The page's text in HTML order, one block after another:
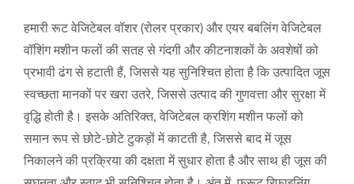
हमारी रूट वेजिटेबल वॉशर (रोलर प्रकार) और एयर बबलिंग वेजिटेबल
वॉशिंग मशीन फलों की सतह से गंदगी और कीटनाशकों के अवशेषों को
प्रभावी ढंग से हटाती हैं, जिससे यह सुनिश्चित होता है कि उत्पादित जूस
स्वच्छता मानकों पर खरा उतरे, जिससे उत्पाद की गुणवत्ता और सुरक्षा में
वृद्धि होती है। इसके अतिरिक्त, वेजिटेबल क्रशिंग मशीन फलों को
समान रूप से छोटे-छोटे टुकड़ों में काटती है, जिससे बाद में जूस
निकालने की प्रक्रिया की दक्षता में सुधार होता है और साथ ही जूस की